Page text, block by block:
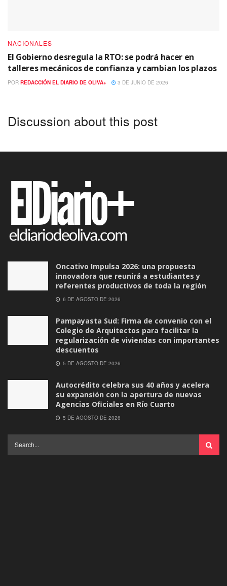
NACIONALES
El Gobierno desregula la RTO: se podrá hacer en
talleres mecánicos de confianza y cambian los plazos
POR REDACCIÓN EL DIARIO DE OLIVA+ 3 DE JUNIO DE 2026
Discussion about this post
Oncativo Impulsa 2026: una propuesta
innovadora que reunirá a estudiantes y
referentes productivos de toda la región
6 DE AGOSTO DE 2026
Pampayasta Sud: Firma de convenio con el
Colegio de Arquitectos para facilitar la
regularización de viviendas con importantes
descuentos
5 DE AGOSTO DE 2026
Autocrédito celebra sus 40 años y acelera
su expansión con la apertura de nuevas
Agencias Oficiales en Río Cuarto
5 DE AGOSTO DE 2026